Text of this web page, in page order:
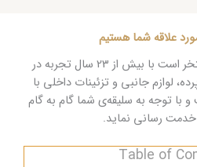
علاقه شما هستیم
، مفتخر است با بیش از 23 سال تجربه در
لوازم جانبی و تزئینات داخلی با
با توجه به سلیقه‌ی شما گام به گام
خدمت رسانی نماید.
Table of